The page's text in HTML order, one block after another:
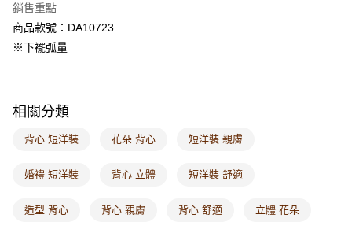
付款後7-11取貨
每筆NT$60，滿NT$1,000(含以上)免運費
付款後門市自取
每筆NT$60，滿NT$1,000(含以上)免運費
銷售重點
商品款號：DA10723
※下襬弧量
相關分類
背心 短洋裝 花朵 背心 短洋裝 親膚
婚禮 短洋裝 背心 立體 短洋裝 舒適
造型 背心 背心 親膚 背心 舒適 立體 花朵